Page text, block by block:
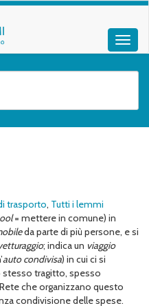
trasporto, Tutti i lemmi
= mettere in comune) in
da parte di più persone, e si
; indica un viaggio
auto condivisa) in cui ci si
tragitto, spesso
che organizzano questo
condivisione delle spese.